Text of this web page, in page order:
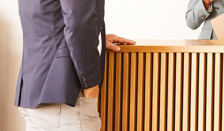
Therapien
Symptome & Beschwerden
Selbsttests
Presse
Bewertungen
Karriere
Unternehmensfakten
Spezialisierte Kliniken
Klinik für Depression
Suchtklinik
Klinik für Anorexie